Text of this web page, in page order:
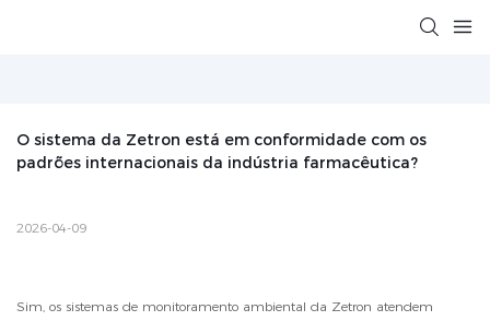
O sistema da Zetron está em conformidade com os
padrões internacionais da indústria farmacêutica?
2026-04-09
Sim, os sistemas de monitoramento ambiental da Zetron atendem